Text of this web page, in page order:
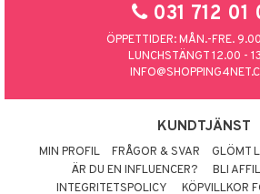
031 712 01
ÖPPETTIDER: MÅN.-FRE.
LUNCHSTÄNGT 12.00 -
KUNDTJÄNST
MIN PROFIL FRÅGOR & SVAR GLÖMT
ÄR DU EN INFLUENCER?
BLI
INTEGRITETSPOLICY
KÖPVILLKOR